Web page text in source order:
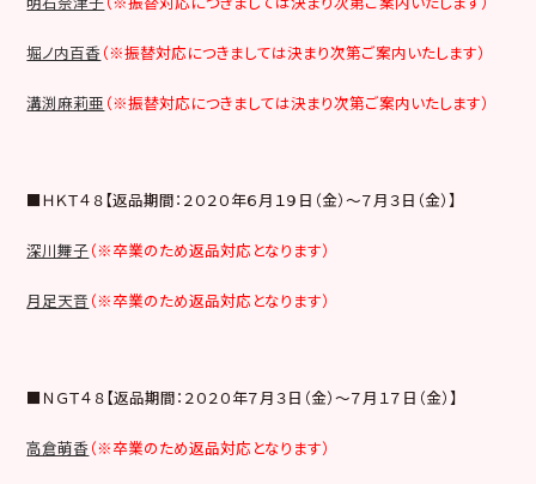
堀ノ内百香 （※振替対応につきましては決まり次第ご案内いたします）
溝渕麻莉亜 （※振替対応につきましては決まり次第ご案内いたします）
■ＨＫＴ４８【返品期間：２０２０年６月１９日（金）～７月３日（金）】
深川舞子（※卒業のため返品対応となります）
月足天音 （※卒業のため返品対応となります）
■ＮＧＴ４８【返品期間：２０２０年７月３日（金）～７月１７日（金）】
高倉萌香 （※卒業のため返品対応となります）